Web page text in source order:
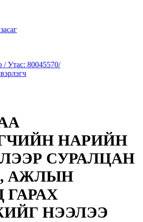
/ Утас: 80045570/
НАРИЙН
СУРАЛЦАН
АЖЛЫН
ГАРАХ
НЭЭЛЭЭ